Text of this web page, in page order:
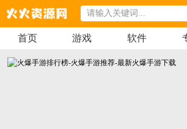
首页 游戏 软件